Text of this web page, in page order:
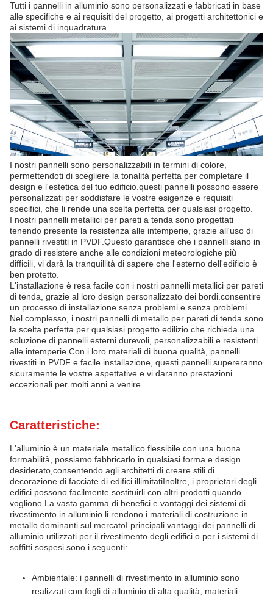
Tutti i pannelli in alluminio sono personalizzati e fabbricati in base
alle specifiche e ai requisiti del progetto, ai progetti architettonici e
ai sistemi di inquadratura.
I nostri pannelli sono personalizzabili in termini di colore,
permettendoti di scegliere la tonalità perfetta per completare il
design e l'estetica del tuo edificio.questi pannelli possono essere
personalizzati per soddisfare le vostre esigenze e requisiti
specifici, che li rende una scelta perfetta per qualsiasi progetto.
I nostri pannelli metallici per pareti a tenda sono progettati
tenendo presente la resistenza alle intemperie, grazie all'uso di
pannelli rivestiti in PVDF.Questo garantisce che i pannelli siano in
grado di resistere anche alle condizioni meteorologiche più
difficili, vi darà la tranquillità di sapere che l'esterno dell'edificio è
ben protetto.
L'installazione è resa facile con i nostri pannelli metallici per pareti
di tenda, grazie al loro design personalizzato dei bordi.consentire
un processo di installazione senza problemi e senza problemi.
Nel complesso, i nostri pannelli di metallo per pareti di tenda sono
la scelta perfetta per qualsiasi progetto edilizio che richieda una
soluzione di pannelli esterni durevoli, personalizzabili e resistenti
alle intemperie.Con i loro materiali di buona qualità, pannelli
rivestiti in PVDF e facile installazione, questi pannelli supereranno
sicuramente le vostre aspettative e vi daranno prestazioni
eccezionali per molti anni a venire.
Caratteristiche:
L'alluminio è un materiale metallico flessibile con una buona
formabilità, possiamo fabbricarlo in qualsiasi forma e design
desiderato,consentendo agli architetti di creare stili di
decorazione di facciate di edifici illimitatiInoltre, i proprietari degli
edifici possono facilmente sostituirli con altri prodotti quando
vogliono.La vasta gamma di benefici e vantaggi dei sistemi di
rivestimento in alluminio li rendono i materiali di costruzione in
metallo dominanti sul mercatoI principali vantaggi dei pannelli di
alluminio utilizzati per il rivestimento degli edifici o per i sistemi di
soffitti sospesi sono i seguenti:
Ambientale: i pannelli di rivestimento in alluminio sono
realizzati con fogli di alluminio di alta qualità, materiali